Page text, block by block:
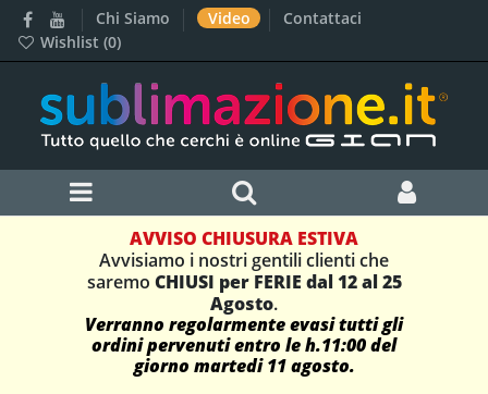
Chi Siamo Video
Contattaci
Wishlist (0)
AVVISO CHIUSURA ESTIVA
Avvisiamo i nostri gentili clienti che
saremo CHIUSI per FERIE dal 12 al 25
Agosto.
Verranno regolarmente evasi tutti gli
ordini pervenuti entro le h.11:00 del
giorno martedi 11 agosto.